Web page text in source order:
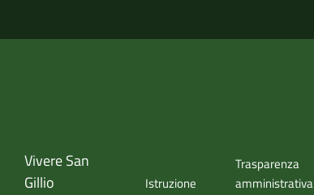
Vivere San
Gillio
Istruzione
Trasparenza
amministrativa